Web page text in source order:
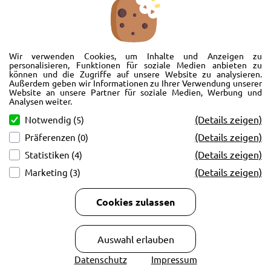
Wir verwenden Cookies, um Inhalte und Anzeigen zu
personalisieren, Funktionen für soziale Medien anbieten zu
können und die Zugriffe auf unsere Website zu analysieren.
Außerdem geben wir Informationen zu Ihrer Verwendung unserer
Website an unsere Partner für soziale Medien, Werbung und
Analysen weiter.
Notwendig (5) (Details zeigen)
Präferenzen (0) (Details zeigen)
Statistiken (4) (Details zeigen)
Marketing (3) (Details zeigen)
Cookies zulassen
Auswahl erlauben
Datenschutz Impressum
Wir freuen uns, Sie im AutoShop Wimmer in Passau zu begrüßen. Wir
bieten Ihnen Kompletträder und Reifen für die Automarken Ford, Land
Rover, Range Rover, Volvo, Peugeot, Jaguar und Citroen. Hier in Passau
schlägt unser Herz rund um’s Auto. Wir bieten Ihnen Beratung,
Werkstatt, Service und natürlich Verkauf. Wollen Sie erstmal in Ruhe
von der Couch aus unsere Räder und Merchandise Artikel durchstöbern
und Ihre neuen Räder betrachten? Oder doch lieber eine Volvo Jacke
kaufen? Von Ford bis Volvo, wir bieten Ihnen tolle Fotos mit allen Infos
und schnellen Kontakt zum AutoShop Wimmer. Schreiben Sie eine Mail,
AutoCenter Wimmer GmbH & Co KG.
Developed by BACHMAIER IT